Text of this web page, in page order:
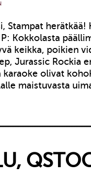
Stampat herätkää!
Kokkolasta
keikka, poikien
Jurassic Rockia
olivat
maistuvasta